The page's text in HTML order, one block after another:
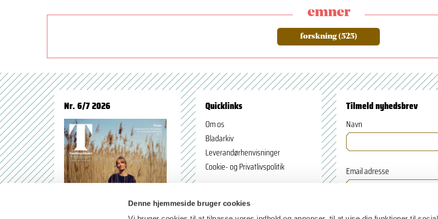
Denne hjemmeside bruger cookies
emner
forskning (525)
Nr. 6/7 2026 Quicklinks
Om os
Bladarkiv
Leverandørhenvisninger
Cookie- og Privatlivspolitik
Tilmeld nyhedsbrev
Navn
Email adresse